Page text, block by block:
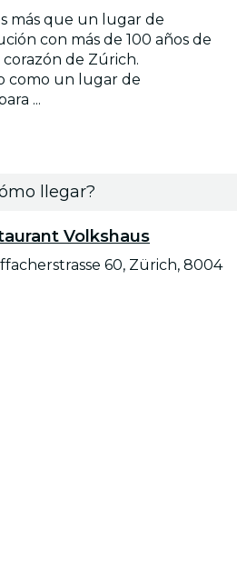
más que un lugar de
con más de 100 años de
de Zúrich.
como un lugar de
...
llegar?
Volkshaus
60, Zürich, 8004